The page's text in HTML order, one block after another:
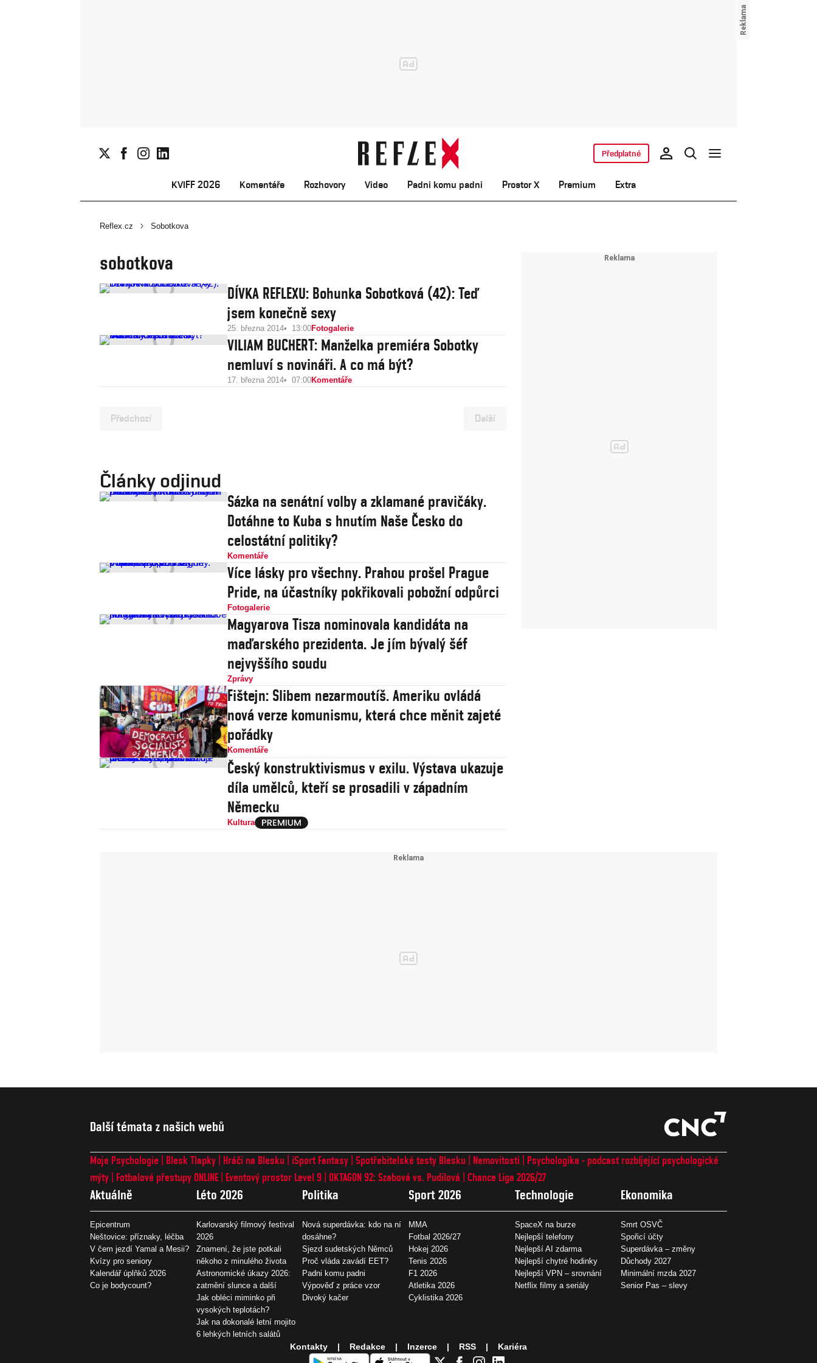
KVIFF 2026 Komentáře Rozhovory Video Padni komu padni Prostor X Premium Extra
Předplatné
Reflex.cz Sobotkova
sobotkova
DÍVKA REFLEXU: Bohunka Sobotková (42): Teď
jsem konečně sexy
25. března 2014 13:00Fotogalerie
VILIAM BUCHERT: Manželka premiéra Sobotky
nemluví s novináři. A co má být?
17. března 2014 07:00Komentáře
Předchozí Další
Články odjinud
Sázka na senátní volby a zklamané pravičáky.
Dotáhne to Kuba s hnutím Naše Česko do
celostátní politiky?
Komentáře
Více lásky pro všechny. Prahou prošel Prague
Pride, na účastníky pokřikovali pobožní odpůrci
Fotogalerie
Magyarova Tisza nominovala kandidáta na
maďarského prezidenta. Je jím bývalý šéf
nejvyššího soudu
Zprávy
Fištejn: Slibem nezarmoutíš. Ameriku ovládá
nová verze komunismu, která chce měnit zajeté
pořádky
Komentáře
Český konstruktivismus v exilu. Výstava ukazuje
díla umělců, kteří se prosadili v západním
Německu
Kultura
Další témata z našich webů
Moje Psychologie Blesk Tlapky Hráči na Blesku iSport Fantasy Spotřebitelské testy Blesku Nemovitosti
Psychologika - podcast rozbíjející psychologické
mýty
Fotbalové přestupy ONLINE Eventový prostor Level 9 OKTAGON 92: Szabová vs. Pudilová Chance Liga 2026/27
Aktuálně
Epicentrum
Neštovice: příznaky, léčba
V čem jezdí Yamal a Mesii?
Kvízy pro seniory
Kalendář úplňků 2026
Co je bodycount?
Léto 2026
Karlovarský filmový festival
2026
Znamení, že jste potkali
někoho z minulého života
Astronomické úkazy 2026:
zatmění slunce a další
Jak obléci miminko při
vysokých teplotách?
Jak na dokonalé letní mojito
6 lehkých letních salátů
Politika
Nová superdávka: kdo na ní
dosáhne?
Sjezd sudetských Němců
Proč vláda zavádí EET?
Padni komu padni
Výpověď z práce vzor
Divoký kačer
Sport 2026
MMA
Fotbal 2026/27
Hokej 2026
Tenis 2026
F1 2026
Atletika 2026
Cyklistika 2026
Technologie
SpaceX na burze
Nejlepší telefony
Nejlepší AI zdarma
Nejlepší chytré hodinky
Nejlepší VPN – srovnání
Netflix filmy a seriály
Ekonomika
Smrt OSVČ
Spořicí účty
Superdávka – změny
Důchody 2027
Minimální mzda 2027
Senior Pas – slevy
Kontakty Redakce Inzerce RSS Kariéra